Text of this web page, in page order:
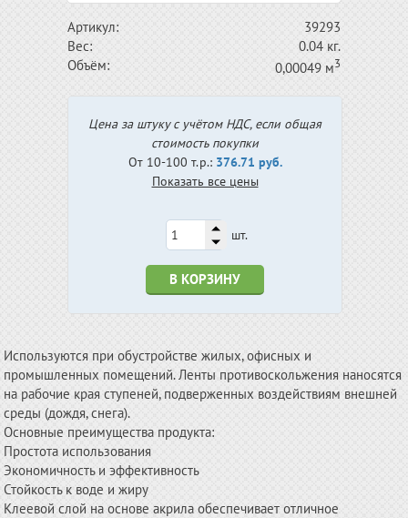
Артикул:
39293
Вес:
0.04 кг.
Объём:
0,00049 м3
Цена за штуку с учётом НДС, если общая
стоимость покупки
От 10-100 т.р.: 376.71 руб.
Показать все цены
шт.
В КОРЗИНУ
Используются при обустройстве жилых, офисных и
промышленных помещений. Ленты противоскольжения наносятся
на рабочие края ступеней, подверженных воздействиям внешней
среды (дождя, снега).
Основные преимущества продукта:
Простота использования
Экономичность и эффективность
Стойкость к воде и жиру
Клеевой слой на основе акрила обеспечивает отличное